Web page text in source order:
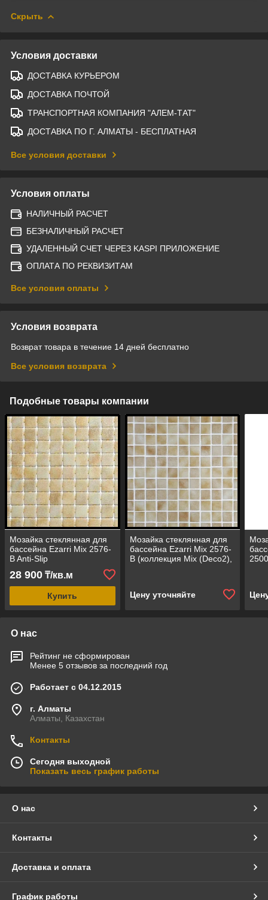
Скрыть
Условия доставки
ДОСТАВКА КУРЬЕРОМ
ДОСТАВКА ПОЧТОЙ
ТРАНСПОРТНАЯ КОМПАНИЯ "АЛЕМ-ТАТ"
ДОСТАВКА ПО Г. АЛМАТЫ - БЕСПЛАТНАЯ
Все условия доставки
Условия оплаты
НАЛИЧНЫЙ РАСЧЕТ
БЕЗНАЛИЧНЫЙ РАСЧЕТ
УДАЛЕННЫЙ СЧЕТ ЧЕРЕЗ KASPI ПРИЛОЖЕНИЕ
ОПЛАТА ПО РЕКВИЗИТАМ
Все условия оплаты
Условия возврата
Возврат товара в течение 14 дней бесплатно
Все условия возврата
Подобные товары компании
Мозайка стеклянная для
бассейна Ezarri Mix 2576-
B Anti-Slip
(противоскользящая, Mix
Beige, слоновая кость)
28 900 ₸/кв.м
Купить
Мозайка стеклянная для
бассейна Ezarri Mix 2576-
B (коллекция Mix (Deco2),
Цену уточняйте
О нас
Рейтинг не сформирован
Менее 5 отзывов за последний год
Работает с 04.12.2015
г. Алматы
Алматы, Казахстан
Контакты
Сегодня выходной
Показать весь график работы
О нас
Контакты
Доставка и оплата
График работы